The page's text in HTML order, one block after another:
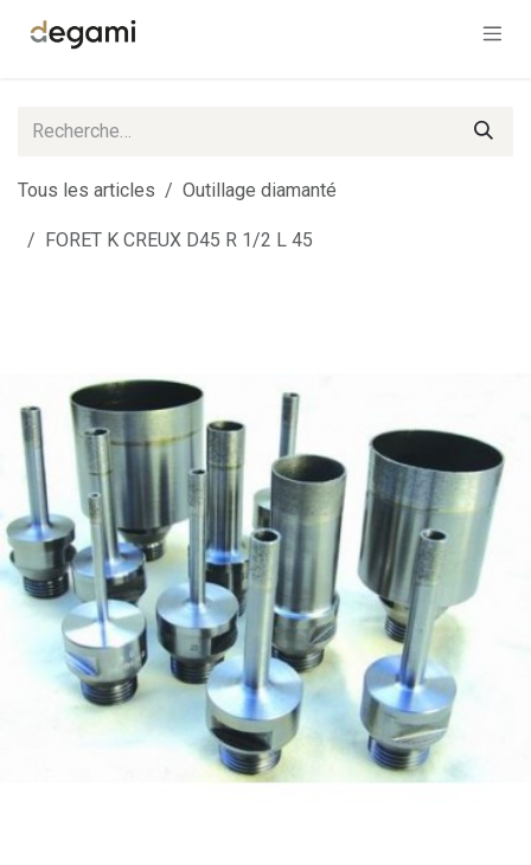
Tous les articles Outillage diamanté
FORET K CREUX D45 R 1/2 L 45